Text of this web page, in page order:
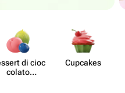
di cioc​
colato
Cupcakes